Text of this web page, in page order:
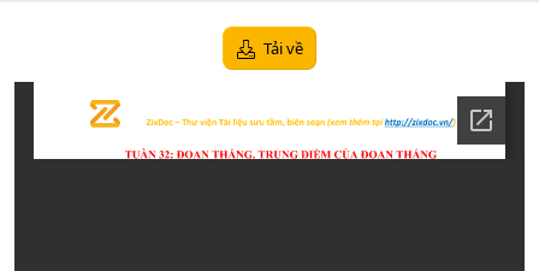
ả
d
s
Tải về